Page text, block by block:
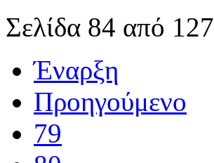
Σελίδα 84 από 127
Έναρξη
Προηγούμενο
79